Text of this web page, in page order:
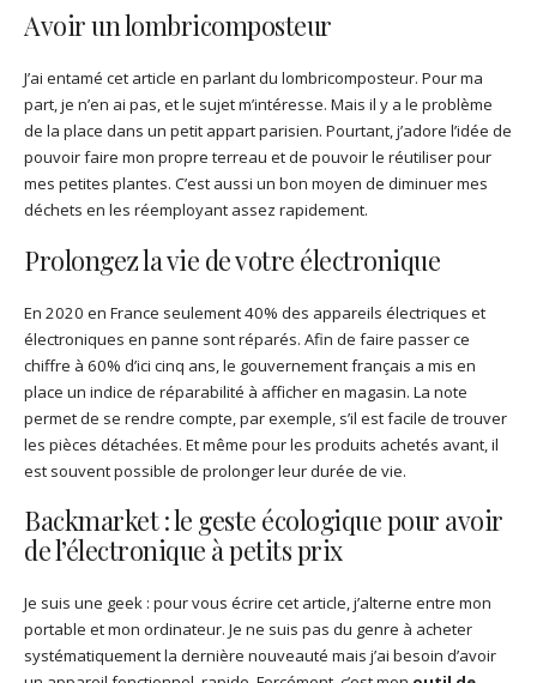
Avoir un lombricomposteur
J’ai entamé cet article en parlant du lombricomposteur. Pour ma
part, je n’en ai pas, et le sujet m’intéresse. Mais il y a le problème
de la place dans un petit appart parisien. Pourtant, j’adore l’idée de
pouvoir faire mon propre terreau et de pouvoir le réutiliser pour
mes petites plantes. C’est aussi un bon moyen de diminuer mes
déchets en les réemployant assez rapidement.
Prolongez la vie de votre électronique
En 2020 en France seulement 40% des appareils électriques et
électroniques en panne sont réparés. Afin de faire passer ce
chiffre à 60% d’ici cinq ans, le gouvernement français a mis en
place un indice de réparabilité à afficher en magasin. La note
permet de se rendre compte, par exemple, s’il est facile de trouver
les pièces détachées. Et même pour les produits achetés avant, il
est souvent possible de prolonger leur durée de vie.
Backmarket : le geste écologique pour avoir
de l’électronique à petits prix
Je suis une geek : pour vous écrire cet article, j’alterne entre mon
portable et mon ordinateur. Je ne suis pas du genre à acheter
systématiquement la dernière nouveauté mais j’ai besoin d’avoir